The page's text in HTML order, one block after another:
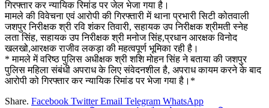
गिरफ्तार कर न्यायिक रिमांड पर जेल भेजा गया है।
मामले की विवेचना एवं आरोपी की गिरफ्तारी में थाना प्रभारी सिटी कोतवाली
जशपुर निरीक्षक श्री रवि शंकर तिवारी, सहायक उप निरीक्षक श्रीमती स्नेह
लता सिंह, सहायक उप निरीक्षक श्री मनोज सिंह,प्रधान आरक्षक विनोद
खलखो,आरक्षक राजीव लकड़ा की महत्वपूर्ण भूमिका रही है।
* मामले में वरिष्ठ पुलिस अधीक्षक श्री शशि मोहन सिंह ने बताया की जशपुर
पुलिस महिला संबंधी अपराध के लिए संवेदनशील है, अपराध कायम करने के बाद
आरोपी को गिरफ्तार कर न्यायिक रिमांड पर भेजा गया है।*
Share. Facebook Twitter Email Telegram WhatsApp